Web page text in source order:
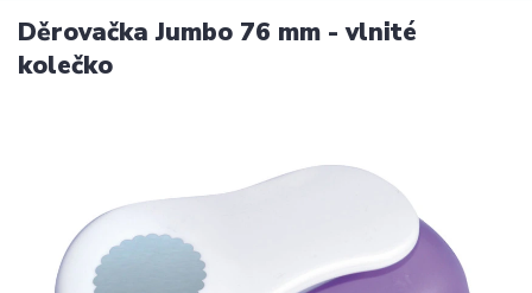
Děrovačka Jumbo 76 mm - vlnité
kolečko